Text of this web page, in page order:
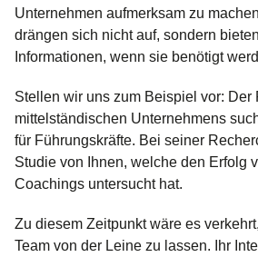
Unternehmen aufmerksam zu
drängen sich nicht auf, sondern
Informationen, wenn sie benötigt
Stellen wir uns zum Beispiel vor: Der
mittelständischen Unternehmens
für Führungskräfte. Bei seiner
Studie von Ihnen, welche den Erfolg
Coachings untersucht hat.
Zu diesem Zeitpunkt wäre es
Team von der Leine zu lassen. Ihr